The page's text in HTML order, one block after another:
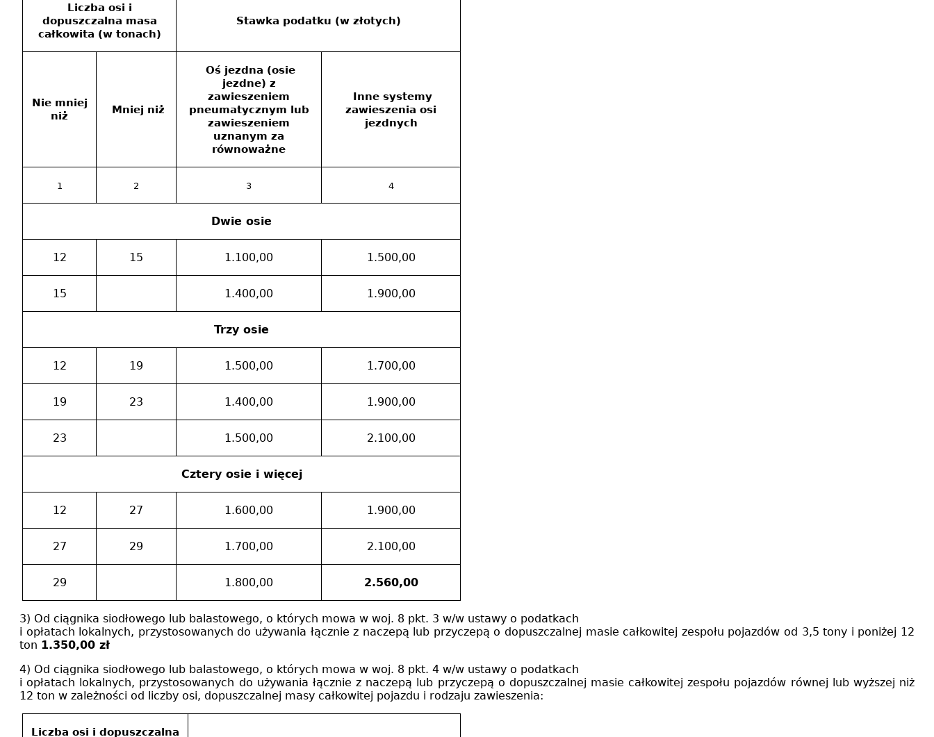
Liczba osi i
dopuszczalna masa
całkowita (w tonach)
Stawka podatku (w złotych)
Nie mniej
niż
Mniej niż
Oś jezdna (osie
jezdne) z
zawieszeniem
pneumatycznym lub
zawieszeniem
uznanym za
równoważne
Inne systemy
zawieszenia osi
jezdnych
1 2 3 4
Dwie osie
12 15 1.100,00 1.500,00
15 1.400,00 1.900,00
Trzy osie
12 19 1.500,00 1.700,00
19 23 1.400,00 1.900,00
23 1.500,00 2.100,00
Cztery osie i więcej
12 27 1.600,00 1.900,00
27 29 1.700,00 2.100,00
29 1.800,00 2.560,00
3) Od ciągnika siodłowego lub balastowego, o których mowa w woj. 8 pkt. 3 w/w ustawy o podatkach
i opłatach lokalnych, przystosowanych do używania łącznie z naczepą lub przyczepą o dopuszczalnej masie całkowitej zespołu pojazdów od 3,5 tony i poniżej 12
ton 1.350,00 zł
4) Od ciągnika siodłowego lub balastowego, o których mowa w woj. 8 pkt. 4 w/w ustawy o podatkach
i opłatach lokalnych, przystosowanych do używania łącznie z naczepą lub przyczepą o dopuszczalnej masie całkowitej zespołu pojazdów równej lub wyższej niż
12 ton w zależności od liczby osi, dopuszczalnej masy całkowitej pojazdu i rodzaju zawieszenia:
Liczba osi i dopuszczalna